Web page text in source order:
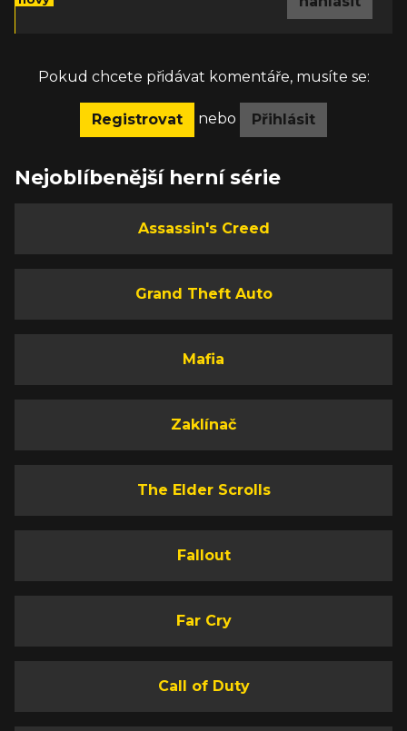
Pokud chcete přidávat komentáře, musíte se:
Registrovat nebo Přihlásit
Nejoblíbenější herní série
Assassin's Creed
Grand Theft Auto
Mafia
Zaklínač
The Elder Scrolls
Fallout
Far Cry
Call of Duty